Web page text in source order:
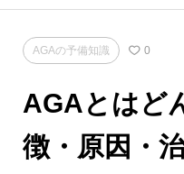
AGAの予備知識 0
AGAとはど
徴・原因・